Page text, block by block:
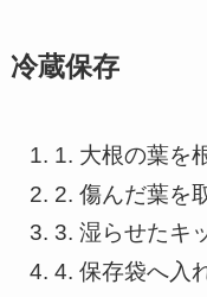
冷蔵保存
1. 大根の葉を
2. 傷んだ葉を
3. 湿らせたキ
4. 保存袋へ入